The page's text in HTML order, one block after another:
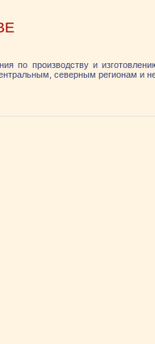
по производству и
северным регионам и не